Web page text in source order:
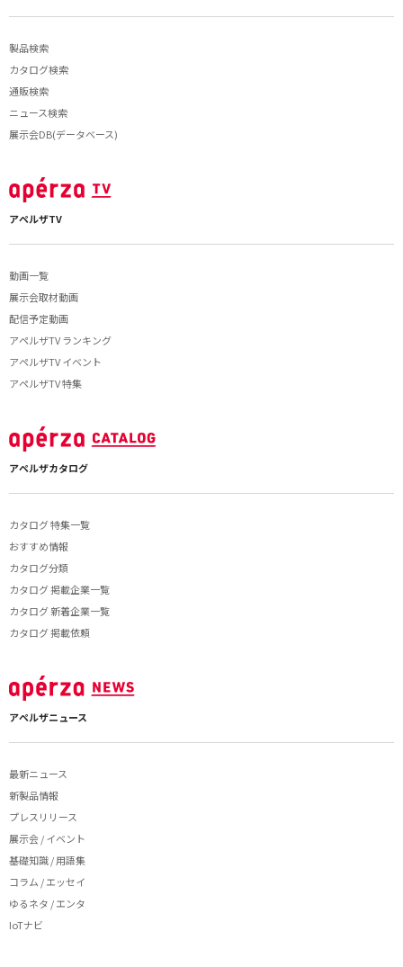
製品検索
カタログ検索
通販検索
ニュース検索
展示会DB(データベース)
アペルザTV
動画一覧
展示会取材動画
配信予定動画
アペルザTV ランキング
アペルザTV イベント
アペルザTV 特集
アペルザカタログ
カタログ 特集一覧
おすすめ情報
カタログ分類
カタログ 掲載企業一覧
カタログ 新着企業一覧
カタログ 掲載依頼
アペルザニュース
最新ニュース
新製品情報
プレスリリース
展示会 / イベント
基礎知識 / 用語集
コラム / エッセイ
ゆるネタ / エンタ
IoTナビ